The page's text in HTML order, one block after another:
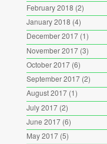
February 2018 (2)
January 2018 (4)
December 2017(1)
November 2017(3)
October 2017(6)
September 2017(2)
August 2017(1)
July 2017(2)
June 2017(6)
May 2017(5)